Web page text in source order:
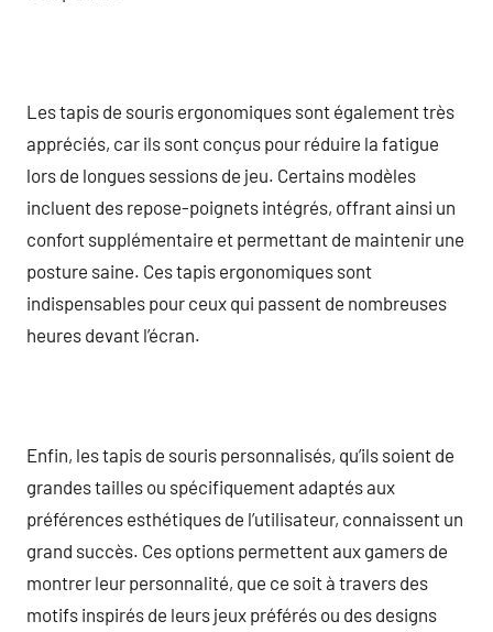
Les tapis de souris ergonomiques sont également très
appréciés, car ils sont conçus pour réduire la fatigue
lors de longues sessions de jeu. Certains modèles
incluent des repose-poignets intégrés, offrant ainsi un
confort supplémentaire et permettant de maintenir une
posture saine. Ces tapis ergonomiques sont
indispensables pour ceux qui passent de nombreuses
heures devant l’écran.
Enfin, les tapis de souris personnalisés, qu’ils soient de
grandes tailles ou spécifiquement adaptés aux
préférences esthétiques de l’utilisateur, connaissent un
grand succès. Ces options permettent aux gamers de
montrer leur personnalité, que ce soit à travers des
motifs inspirés de leurs jeux préférés ou des designs